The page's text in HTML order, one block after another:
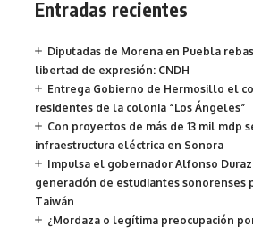
Entradas recientes
Diputadas de Morena en Puebla
libertad de expresión: CNDH
Entrega Gobierno de Hermosillo el
residentes de la colonia “Los Ángeles”
Con proyectos de más de 13 mil mdp
infraestructura eléctrica en Sonora
Impulsa el gobernador Alfonso
generación de estudiantes sonorenses
Taiwán
¿Mordaza o legítima preocupación